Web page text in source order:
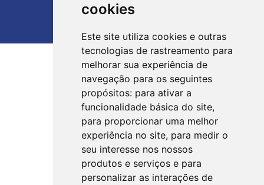
cookies
Este site utiliza cookies e outras
tecnologias de rastreamento para
melhorar sua experiência de
navegação para os seguintes
propósitos: para ativar a
funcionalidade básica do site,
para proporcionar uma melhor
experiência no site, para medir o
seu interesse nos nossos
produtos e serviços e para
personalizar as interações de